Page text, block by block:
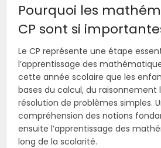
Pourquoi les
CP sont si
Le CP représente une étape
l’apprentissage des
cette année scolaire que les
bases du calcul, du raisonnement
résolution de problèmes simples.
compréhension des notions
ensuite l’apprentissage des
long de la scolarité.